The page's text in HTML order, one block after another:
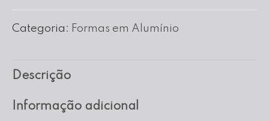
Base
Tarte
nº
Categoria: Formas em Alumínio
Descrição
Informação adicional